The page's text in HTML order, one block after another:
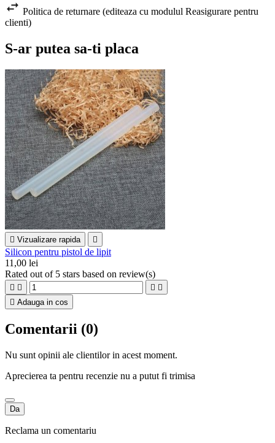
Politica de returnare (editeaza cu modulul Reasigurare pentru
clienti)
S-ar putea sa-ti placa
 Vizualizare rapida 
Silicon pentru pistol de lipit
11,00 lei
Rated out of 5 stars based on review(s)
   
 Adauga in cos
Comentarii (0)
Nu sunt opinii ale clientilor in acest moment.
Aprecierea ta pentru recenzie nu a putut fi trimisa
Da
Reclama un comentariu